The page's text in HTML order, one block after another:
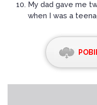
My dad gave me
when I was a